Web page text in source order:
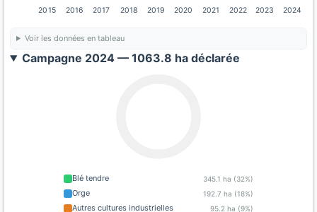
2015 2016 2017 2018 2019 2020 2021 2022 2023 2024
Voir les données en tableau
Campagne 2024 — 1063.8 ha déclarée
Blé tendre 345.1 ha (32%)
Orge 192.7 ha (18%)
Autres cultures industrielles 95.2 ha (9%)